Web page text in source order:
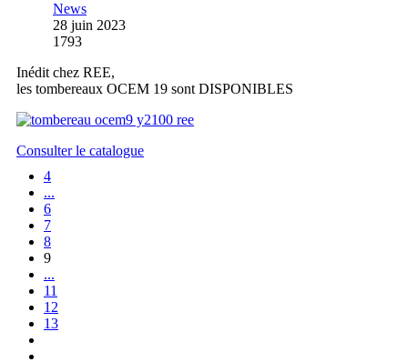
News
28 juin 2023
1793
Inédit chez REE,
les tombereaux OCEM 19 sont DISPONIBLES
Consulter le catalogue
4
...
6
7
8
9
...
11
12
13